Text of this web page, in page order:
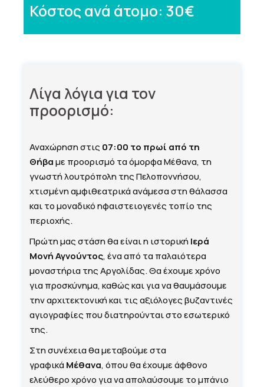
Κόστος ανά άτομο: 30€
Λίγα λόγια για τον
προορισμό:
Αναχώρηση στις 07:00 το πρωί από τη
Θήβαμε προορισμό τα όμορφα Μέθανα, τη
γνωστή λουτρόπολη της Πελοποννήσου,
χτισμένη αμφιθεατρικά ανάμεσα στη θάλασσα
και το μοναδικό ηφαιστειογενές τοπίο της
περιοχής.
Πρώτη μας στάση θα είναι η ιστορικήΙερά
Μονή Αγνούντος, ένα από τα παλαιότερα
μοναστήρια της Αργολίδας. Θα έχουμε χρόνο
για προσκύνημα, καθώς και για να θαυμάσουμε
την αρχιτεκτονική και τις αξιόλογες βυζαντινές
αγιογραφίες που διατηρούνται στο εσωτερικό
της.
Στη συνέχεια θα μεταβούμε στα
γραφικάΜέθανα, όπου θα έχουμε άφθονο
ελεύθερο χρόνο για να απολαύσουμε το μπάνιο